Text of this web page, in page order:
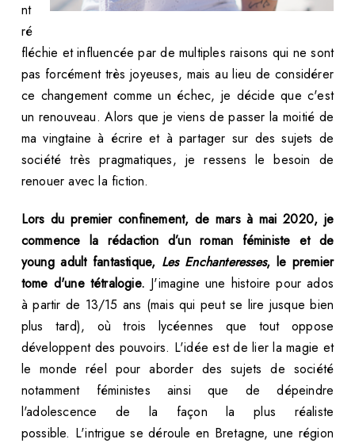
nt
ré
fléchie et influencée par de multiples raisons qui ne sont
pas forcément très joyeuses, mais au lieu de considérer
ce changement comme un échec, je décide que c'est
un renouveau. Alors que je viens de passer la moitié de
ma vingtaine à écrire et à partager sur des sujets de
société très pragmatiques, je ressens le besoin de
renouer avec la fiction.
Lors du premier confinement, de mars à mai 2020, je
commence la rédaction d’un roman féministe et de
young adult fantastique, Les Enchanteresses, le premier
tome d'une tétralogie. J'imagine une histoire pour ados
à partir de 13/15 ans (mais qui peut se lire jusque bien
plus tard), où trois lycéennes que tout oppose
développent des pouvoirs. L'idée est de lier la magie et
le monde réel pour aborder des sujets de société
notamment féministes ainsi que de dépeindre
l'adolescence de la façon la plus réaliste
possible. L'intrigue se déroule en Bretagne, une région